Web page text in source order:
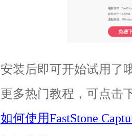
安装后即可开始试用了
更多热门教程，可点击
如何使用FastStone